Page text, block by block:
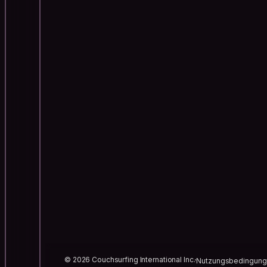
© 2026 Couchsurfing International Inc.